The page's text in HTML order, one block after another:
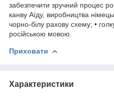
забезпечити зручний процес
канву Аїду, виробництва
чорно-білу рахову схему; •
російською мовою.
Приховати
Характеристики